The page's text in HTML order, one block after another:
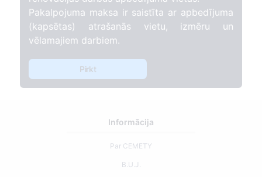
Pakalpojuma maksa ir saistīta ar apbedījuma
(kapsētas) atrašanās vietu, izmēru un
vēlamajiem darbiem.
Pirkt
Informācija
Par CEMETY
B.U.J.